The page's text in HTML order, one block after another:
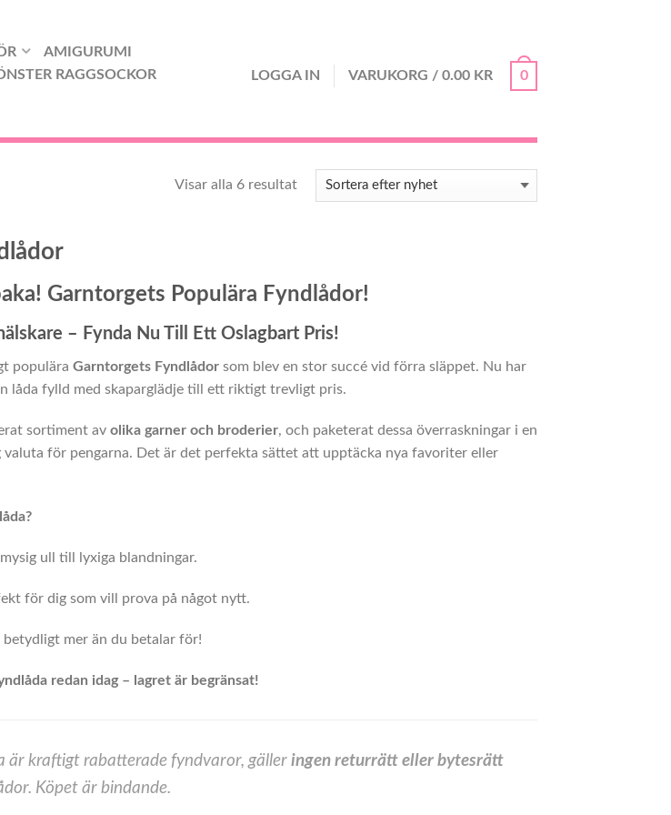
AMIGURUMI
RAGGSOCKOR
LOGGA IN VARUKORG / 0.00 KR 0
Visar alla 6 resultatSortera efter senaste
Garntorgets Populära Fyndlådor!
– Fynda Nu Till Ett Oslagbart Pris!
populära Garntorgets Fyndlådor som blev en stor succé vid förra släppet. Nu har
låda fylld med skaparglädje till ett riktigt trevligt pris.
sortiment av olika garner och broderier, och paketerat dessa överraskningar i en
valuta för pengarna. Det är det perfekta sättet att upptäcka nya favoriter eller
ull till lyxiga blandningar.
för dig som vill prova på något nytt.
betydligt mer än du betalar för!
redan idag – lagret är begränsat!
är kraftigt rabatterade fyndvaror, gälleringen returrätt eller bytesrätt
Köpet är bindande.